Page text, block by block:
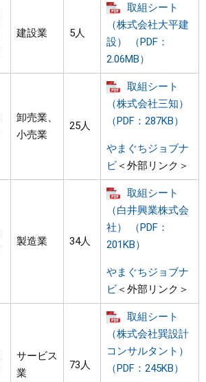
建設業 5人
取組シート
（株式会社大平建
設） （PDF：
2.06MB）
卸売業、
小売業
25人
取組シート
（株式会社三知）
（PDF：287KB）
やまぐちジョブナ
ビ＜外部リンク＞
製造業 34人
取組シート
（白井興業株式会
社） （PDF：
201KB）
やまぐちジョブナ
ビ＜外部リンク＞
サービス
業
73人
取組シート
（株式会社巽設計
コンサルタント）
（PDF：245KB）